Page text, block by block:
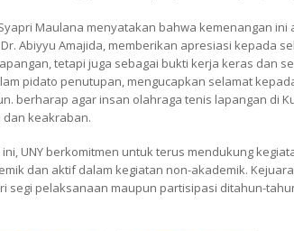
Maulana menyatakan bahwa kemenangan
Abiyyu Amajida, memberikan apresiasi kepada
tetapi juga sebagai bukti kerja keras dan
pidato penutupan, mengucapkan selamat
berharap agar insan olahraga tenis lapangan di
keakraban.
UNY berkomitmen untuk terus mendukung
dan aktif dalam kegiatan non-akademik.
segi pelaksanaan maupun partisipasi ditahun-